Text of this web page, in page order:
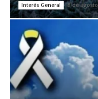
Interés General 8 de